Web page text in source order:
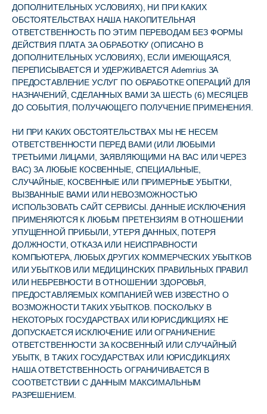
ДОПОЛНИТЕЛЬНЫХ УСЛОВИЯХ), НИ ПРИ КАКИХ
ОБСТОЯТЕЛЬСТВАХ НАША НАКОПИТЕЛЬНАЯ
ОТВЕТСТВЕННОСТЬ ПО ЭТИМ ПЕРЕВОДАМ БЕЗ ФОРМЫ
ДЕЙСТВИЯ ПЛАТА ЗА ОБРАБОТКУ (ОПИСАНО В
ДОПОЛНИТЕЛЬНЫХ УСЛОВИЯХ), ЕСЛИ ИМЕЮЩАЯСЯ,
ПЕРЕПИСЫВАЕТСЯ И УДЕРЖИВАЕТСЯ Ademrius ЗА
ПРЕДОСТАВЛЕНИЕ УСЛУГ ПО ОБРАБОТКЕ ОПЕРАЦИЙ ДЛЯ
НАЗНАЧЕНИЙ, СДЕЛАННЫХ ВАМИ ЗА ШЕСТЬ (6) МЕСЯЦЕВ
ДО СОБЫТИЯ, ПОЛУЧАЮЩЕГО ПОЛУЧЕНИЕ ПРИМЕНЕНИЯ.
НИ ПРИ КАКИХ ОБСТОЯТЕЛЬСТВАХ МЫ НЕ НЕСЕМ
ОТВЕТСТВЕННОСТИ ПЕРЕД ВАМИ (ИЛИ ЛЮБЫМИ
ТРЕТЬИМИ ЛИЦАМИ, ЗАЯВЛЯЮЩИМИ НА ВАС ИЛИ ЧЕРЕЗ
ВАС) ЗА ЛЮБЫЕ КОСВЕННЫЕ, СПЕЦИАЛЬНЫЕ,
СЛУЧАЙНЫЕ, КОСВЕННЫЕ ИЛИ ПРИМЕРНЫЕ УБЫТКИ,
ВЫЗВАННЫЕ ВАМИ ИЛИ НЕВОЗМОЖНОСТЬЮ
ИСПОЛЬЗОВАТЬ САЙТ СЕРВИСЫ. ДАННЫЕ ИСКЛЮЧЕНИЯ
ПРИМЕНЯЮТСЯ К ЛЮБЫМ ПРЕТЕНЗИЯМ В ОТНОШЕНИИ
УПУЩЕННОЙ ПРИБЫЛИ, УТЕРЯ ДАННЫХ, ПОТЕРЯ
ДОЛЖНОСТИ, ОТКАЗА ИЛИ НЕИСПРАВНОСТИ
КОМПЬЮТЕРА, ЛЮБЫХ ДРУГИХ КОММЕРЧЕСКИХ УБЫТКОВ
ИЛИ УБЫТКОВ ИЛИ МЕДИЦИНСКИХ ПРАВИЛЬНЫХ ПРАВИЛ
ИЛИ НЕБРЕВНОСТИ В ОТНОШЕНИИ ЗДОРОВЬЯ,
ПРЕДОСТАВЛЯЕМЫХ КОМПАНИЕЙ WEB ИЗВЕСТНО О
ВОЗМОЖНОСТИ ТАКИХ УБЫТКОВ. ПОСКОЛЬКУ В
НЕКОТОРЫХ ГОСУДАРСТВАХ ИЛИ ЮРИСДИКЦИЯХ НЕ
ДОПУСКАЕТСЯ ИСКЛЮЧЕНИЕ ИЛИ ОГРАНИЧЕНИЕ
ОТВЕТСТВЕННОСТИ ЗА КОСВЕННЫЙ ИЛИ СЛУЧАЙНЫЙ
УБЫТК, В ТАКИХ ГОСУДАРСТВАХ ИЛИ ЮРИСДИКЦИЯХ
НАША ОТВЕТСТВЕННОСТЬ ОГРАНИЧИВАЕТСЯ В
СООТВЕТСТВИИ С ДАННЫМ МАКСИМАЛЬНЫМ
РАЗРЕШЕНИЕМ.